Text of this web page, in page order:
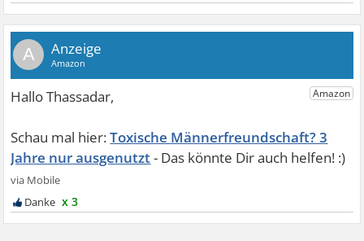
A
Toxische Männerfreundschaft? 3
Jahre nur ausgenutzt
x 3